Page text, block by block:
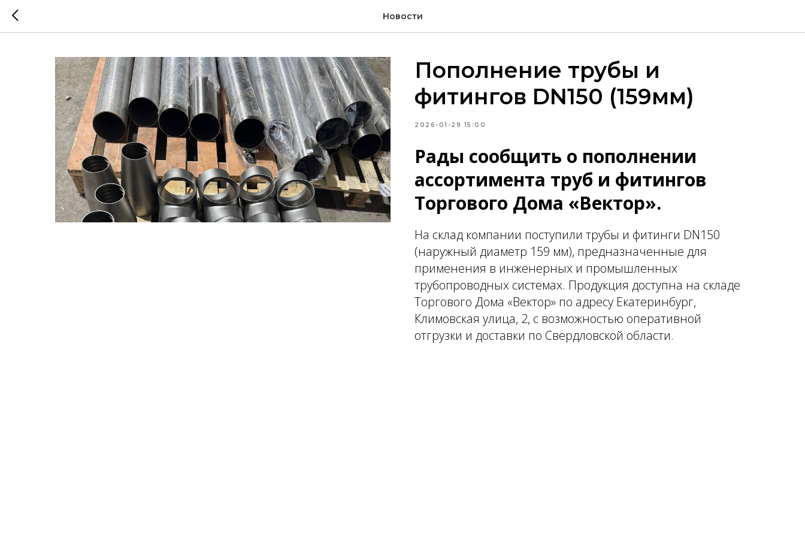
Новости
Пополнение трубы и
фитингов DN150 (159мм)
2026-01-29 15:00
Рады сообщить о пополнении
ассортимента труб и фитингов
Торгового Дома «Вектор».
На склад компании поступили трубы и фитинги DN150
(наружный диаметр 159 мм), предназначенные для
применения в инженерных и промышленных
трубопроводных системах. Продукция доступна на складе
Торгового Дома «Вектор» по адресу Екатеринбург,
Климовская улица, 2, с возможностью оперативной
отгрузки и доставки по Свердловской области.